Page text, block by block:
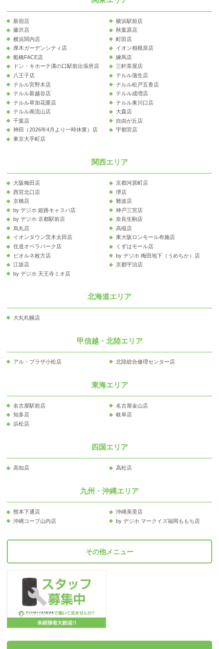
新宿店
横浜駅前店
藤沢店
秋葉原店
横浜関内店
町田店
厚木ガーデンシティ店
イオン相模原店
船橋FACE店
練馬店
ドン・キホーテ溝の口駅前出張所店
三軒茶屋店
八王子店
テルル蒲生店
テルル宮野木店
テルル松戸五香店
テルル新越谷店
テルル成増店
テルル草加花栗店
テルル東川口店
テルル南流山店
大森店
千葉店
自由が丘店
神田（2026年4月より一時休業）店
宇都宮店
東京大手町店
関西エリア
大阪梅田店
京都河原町店
西宮北口店
堺店
京橋店
難波店
by デジホ 姫路キャスパ店
神戸三宮店
by デジホ 京都駅前店
奈良生駒店
烏丸店
高槻店
イオンタウン茨木太田店
東大阪ロンモール布施店
住道オペラパーク店
くずはモール店
ビオルネ枚方店
by デジホ 梅田地下（うめちか）店
江坂店
京都宇治店
by デジホ 天王寺ミオ店
北海道エリア
大丸札幌店
甲信越・北陸エリア
アル・プラザ小松店 北陸総合修理センター店
東海エリア
名古屋駅前店
名古屋金山店
知多店
岐阜店
浜松店
四国エリア
高知店 高松店
九州・沖縄エリア
熊本下通店
沖縄美里店
沖縄コープ山内店
by デジホ マークイズ福岡ももち店
その他メニュー